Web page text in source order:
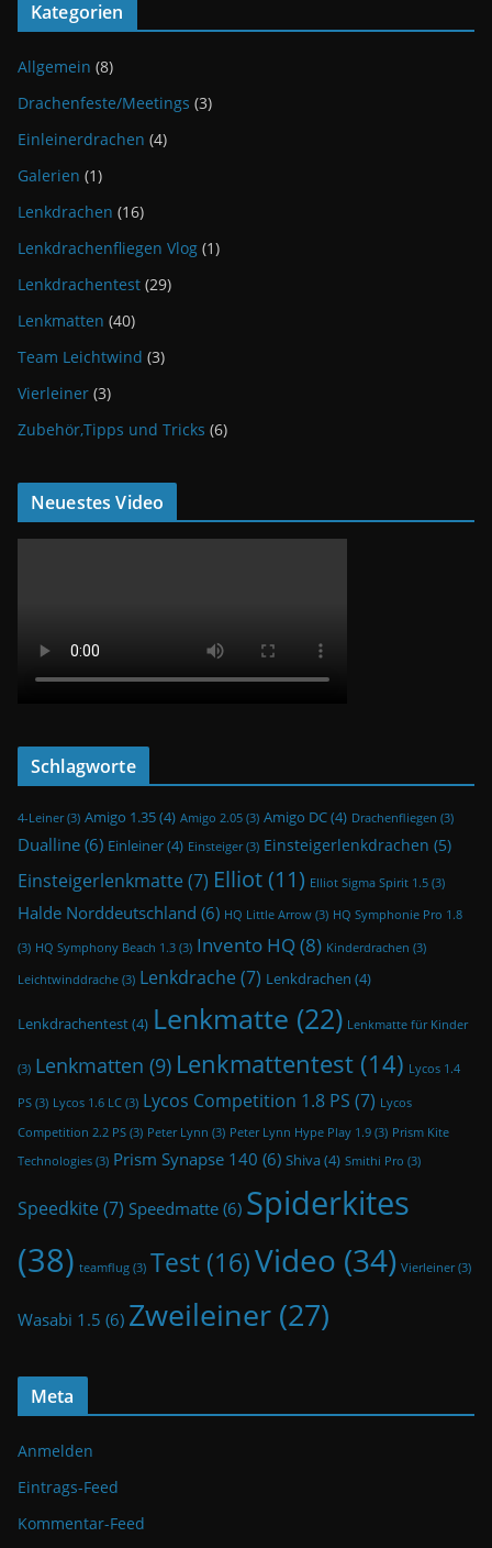
Kategorien
Allgemein (8)
Drachenfeste/Meetings (3)
Einleinerdrachen (4)
Galerien (1)
Lenkdrachen (16)
Lenkdrachenfliegen Vlog (1)
Lenkdrachentest (29)
Lenkmatten (40)
Team Leichtwind (3)
Vierleiner (3)
Zubehör,Tipps und Tricks (6)
Neuestes Video
Schlagworte
4-Leiner(3) Amigo 1.35(4) Amigo 2.05 (3) Amigo DC(4) Drachenfliegen (3)
Dualline(6) Einleiner(4) Einsteiger(3) Einsteigerlenkdrachen (5)
Einsteigerlenkmatte (7) Elliot(11) Elliot Sigma Spirit 1.5 (3)
Halde Norddeutschland (6) HQ Little Arrow (3) HQ Symphonie Pro 1.8
(3) HQ Symphony Beach 1.3 (3) Invento HQ(8) Kinderdrachen (3)
Leichtwinddrache (3) Lenkdrache (7) Lenkdrachen (4)
Lenkdrachentest(4) Lenkmatte (22) Lenkmatte für Kinder
(3) Lenkmatten (9) Lenkmattentest (14) Lycos 1.4
PS (3) Lycos 1.6 LC (3) Lycos Competition 1.8 PS (7) Lycos
Competition 2.2 PS (3) Peter Lynn (3) Peter Lynn Hype Play 1.9 (3) Prism Kite
Technologies (3) Prism Synapse 140 (6) Shiva(4) Smithi Pro (3)
Speedkite (7) Speedmatte(6) Spiderkites
(38) teamflug (3) Test (16)Video (34) Vierleiner(3)
Wasabi 1.5 (6) Zweileiner (27)
Meta
Anmelden
Eintrags-Feed
Kommentar-Feed